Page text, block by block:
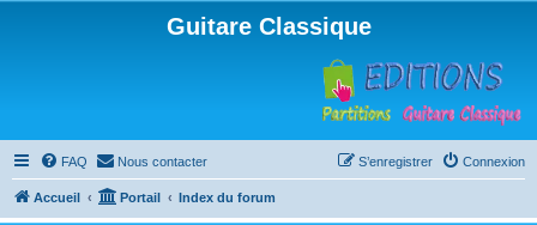
Guitare Classique
FAQ Nous contacter Connexion
S’enregistrer
Accueil Portail Index du forum